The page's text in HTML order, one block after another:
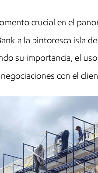
crucial en el
a la pintoresca isla
su importancia, el
con el